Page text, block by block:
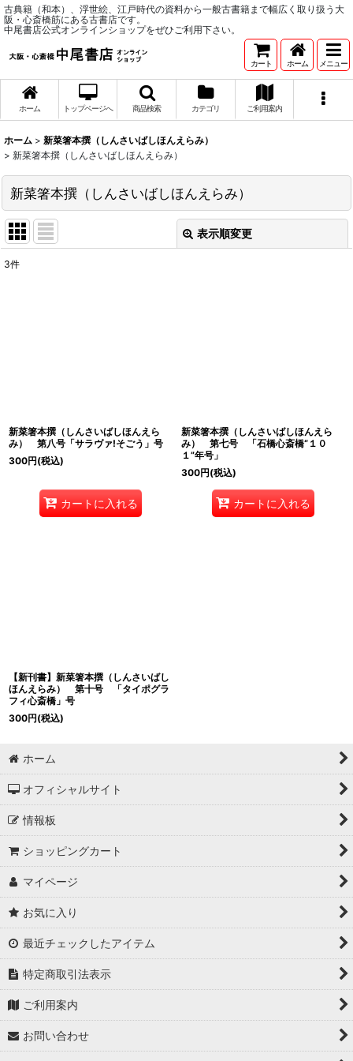
古典籍（和本）、浮世絵、江戸時代の資料から一般古書籍まで幅広く取り扱う大
阪・心斎橋筋にある古書店です。
中尾書店公式オンラインショップをぜひご利用下さい。
カート ホーム メニュー
ホーム トップページへ 商品検索 カテゴリ ご利用案内
ホーム > 新菜箸本撰（しんさいばしほんえらみ）
> 新菜箸本撰（しんさいばしほんえらみ）
新菜箸本撰（しんさいばしほんえらみ）
表示順変更
3件
新菜箸本撰（しんさいばしほんえら
み） 第八号「サラヴァ!そごう」号
300円(税込)
カートに入れる
新菜箸本撰（しんさいばしほんえら
み） 第七号 「石橋心斎橋“１０
１”年号」
300円(税込)
カートに入れる
【新刊書】新菜箸本撰（しんさいばし
ほんえらみ） 第十号 「タイポグラ
フィ心斎橋」号
300円(税込)
ホーム
オフィシャルサイト
情報板
ショッピングカート
マイページ
お気に入り
最近チェックしたアイテム
特定商取引法表示
ご利用案内
お問い合わせ